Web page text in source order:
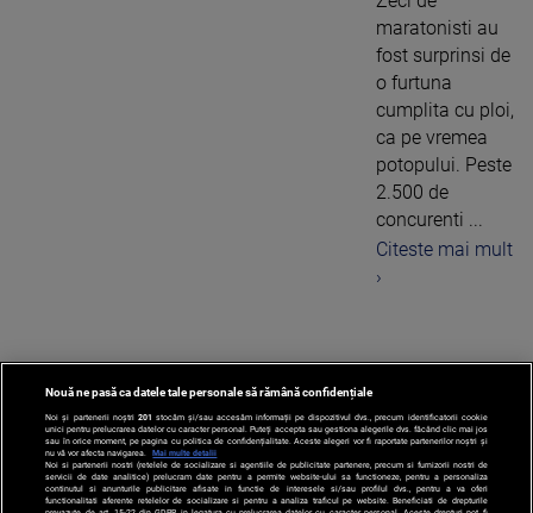
maratonisti au
fost surprinsi de
o furtuna
cumplita cu ploi,
ca pe vremea
potopului. Peste
2.500 de
concurenti ...
Citeste mai mult
›
1
Nouă ne pasă ca datele tale personale să rămână confidențiale
Noi și partenerii noștri 201 stocăm și/sau accesăm informații pe dispozitivul dvs., precum identificatorii cookie
unici pentru prelucrarea datelor cu caracter personal. Puteți accepta sau gestiona alegerile dvs. făcând clic mai jos
sau în orice moment, pe pagina cu politica de confidențialitate. Aceste alegeri vor fi raportate partenerilor noștri și
nu vă vor afecta navigarea.
Mai multe detalii
Noi si partenerii nostri (retelele de socializare si agentiile de publicitate partenere, precum si furnizorii nostri de
servicii de date analitice) prelucram date pentru a permite website-ului sa functioneze, pentru a personaliza
continutul si anunturile publicitare afisate in functie de interesele si/sau profilul dvs., pentru a va oferi
functionalitati aferente retelelor de socializare si pentru a analiza traficul pe website. Beneficiati de drepturile